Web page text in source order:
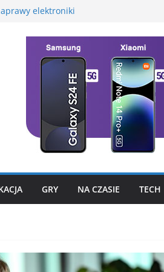
elektroniki
Huawei
2 – test, recenzja
fotograficznego
to już nie problem
GRY NA CZASIE TECH